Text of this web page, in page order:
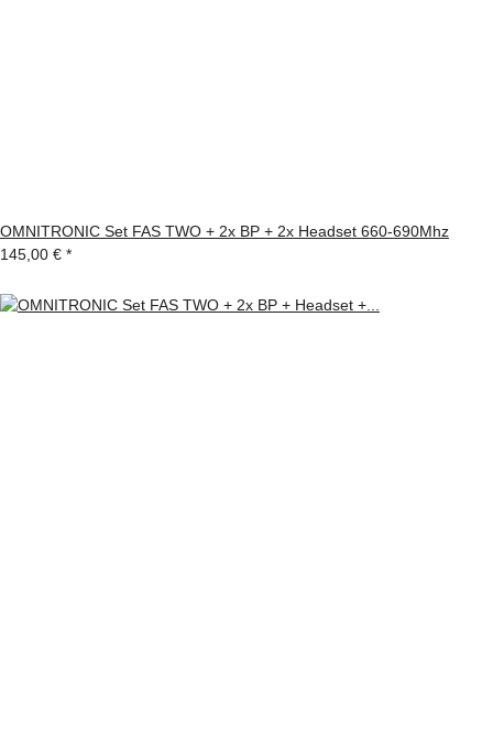
OMNITRONIC Set FAS TWO + 2x BP + 2x Headset 660-690Mhz
145,00 € *